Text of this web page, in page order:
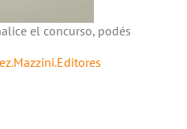
el concurso, podés